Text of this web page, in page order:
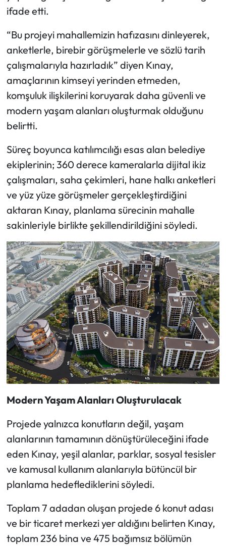
ifade etti.
“Bu projeyi mahallemizin hafızasını dinleyerek,
anketlerle, birebir görüşmelerle ve sözlü tarih
çalışmalarıyla hazırladık” diyen Kınay,
amaçlarının kimseyi yerinden etmeden,
komşuluk ilişkilerini koruyarak daha güvenli ve
modern yaşam alanları oluşturmak olduğunu
belirtti.
Süreç boyunca katılımcılığı esas alan belediye
ekiplerinin; 360 derece kameralarla dijital ikiz
çalışmaları, saha çekimleri, hane halkı anketleri
ve yüz yüze görüşmeler gerçekleştirdiğini
aktaran Kınay, planlama sürecinin mahalle
sakinleriyle birlikte şekillendirildiğini söyledi.
Modern Yaşam Alanları Oluşturulacak
Projede yalnızca konutların değil, yaşam
alanlarının tamamının dönüştürüleceğini ifade
eden Kınay, yeşil alanlar, parklar, sosyal tesisler
ve kamusal kullanım alanlarıyla bütüncül bir
planlama hedeflediklerini söyledi.
Toplam 7 adadan oluşan projede 6 konut adası
ve bir ticaret merkezi yer aldığını belirten Kınay,
toplam 236 bina ve 475 bağımsız bölümün